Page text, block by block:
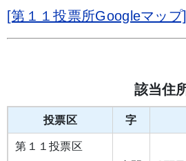
[第１１投票所Googleマップ]
該当住
投票区 字
第１１投票区